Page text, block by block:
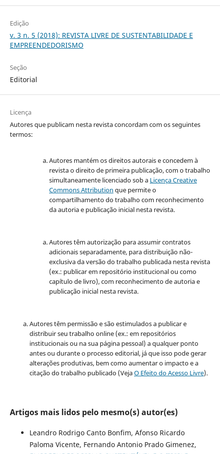
Edição
v. 3 n. 5 (2018): REVISTA LIVRE DE SUSTENTABILIDADE E
EMPREENDEDORISMO
Seção
Editorial
Licença
Autores que publicam nesta revista concordam com os seguintes
termos:
Autores mantém os direitos autorais e concedem à
revista o direito de primeira publicação, com o trabalho
simultaneamente licenciado sob a Licença Creative
Commons Attribution que permite o
compartilhamento do trabalho com reconhecimento
da autoria e publicação inicial nesta revista.
Autores têm autorização para assumir contratos
adicionais separadamente, para distribuição não-
exclusiva da versão do trabalho publicada nesta revista
(ex.: publicar em repositório institucional ou como
capítulo de livro), com reconhecimento de autoria e
publicação inicial nesta revista.
Autores têm permissão e são estimulados a publicar e
distribuir seu trabalho online (ex.: em repositórios
institucionais ou na sua página pessoal) a qualquer ponto
antes ou durante o processo editorial, já que isso pode gerar
alterações produtivas, bem como aumentar o impacto e a
citação do trabalho publicado (VejaO Efeito do Acesso Livre).
Artigos mais lidos pelo mesmo(s) autor(es)
Leandro Rodrigo Canto Bonfim, Afonso Ricardo
Paloma Vicente, Fernando Antonio Prado Gimenez,